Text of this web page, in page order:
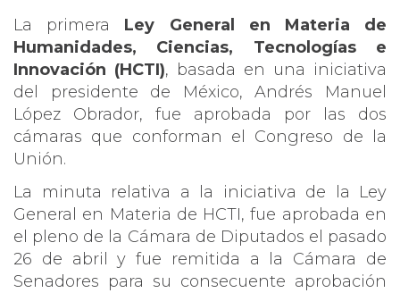
La primera Ley General en Materia de
Humanidades, Ciencias, Tecnologías e
Innovación (HCTI), basada en una iniciativa
del presidente de México, Andrés Manuel
López Obrador, fue aprobada por las dos
cámaras que conforman el Congreso de la
Unión.
La minuta relativa a la iniciativa de la Ley
General en Materia de HCTI, fue aprobada en
el pleno de la Cámara de Diputados el pasado
26 de abril y fue remitida a la Cámara de
Senadores para su consecuente aprobación